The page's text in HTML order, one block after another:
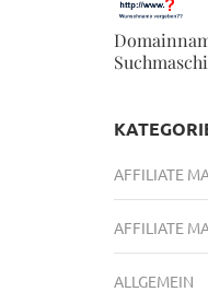
AFFILIATE
AFFILIATE
ALLGEMEIN